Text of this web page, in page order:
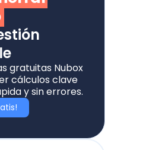
gratuitas Nubox
cálculos clave
y sin errores.